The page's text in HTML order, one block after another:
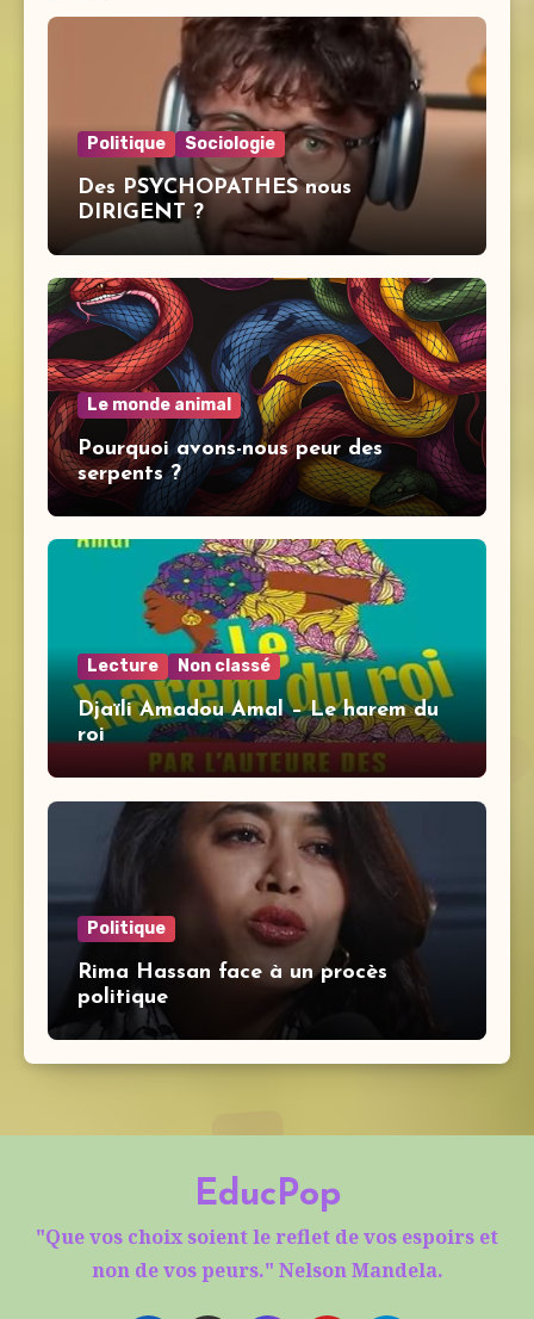
Politique Sociologie
Des PSYCHOPATHES nous
DIRIGENT ?
Le monde animal
Pourquoi avons-nous peur des
serpents ?
Lecture Non classé
Djaïli Amadou Amal – Le harem du
roi
Politique
Rima Hassan face à un procès
politique
EducPop
"Que vos choix soient le reflet de vos espoirs et
non de vos peurs." Nelson Mandela.